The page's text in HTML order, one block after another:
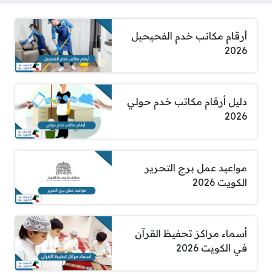
أرقام مكاتب خدم الفحيحيل
2026
دليل أرقام مكاتب خدم حولي
2026
مواعيد عمل برج التحرير
الكويت 2026
أسماء مراكز تحفيظ القرآن
في الكويت 2026